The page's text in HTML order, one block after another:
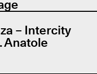
– Intercity
Anatole